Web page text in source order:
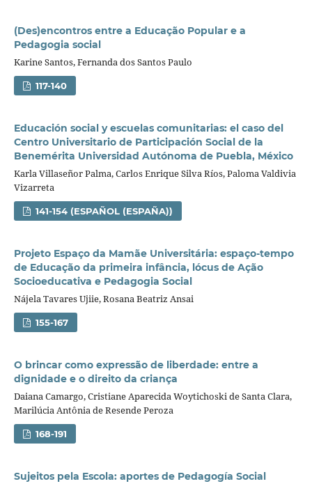
(Des)encontros entre a Educação Popular e a
Pedagogia social
Karine Santos, Fernanda dos Santos Paulo
117-140
Educación social y escuelas comunitarias: el caso del
Centro Universitario de Participación Social de la
Benemérita Universidad Autónoma de Puebla, México
Karla Villaseñor Palma, Carlos Enrique Silva Ríos, Paloma Valdivia
Vizarreta
141-154 (ESPAÑOL (ESPAÑA))
Projeto Espaço da Mamãe Universitária: espaço-tempo
de Educação da primeira infância, lócus de Ação
Socioeducativa e Pedagogia Social
Nájela Tavares Ujiie, Rosana Beatriz Ansai
155-167
O brincar como expressão de liberdade: entre a
dignidade e o direito da criança
Daiana Camargo, Cristiane Aparecida Woytichoski de Santa Clara,
Marilúcia Antônia de Resende Peroza
168-191
Sujeitos pela Escola: aportes de Pedagogí­a Social